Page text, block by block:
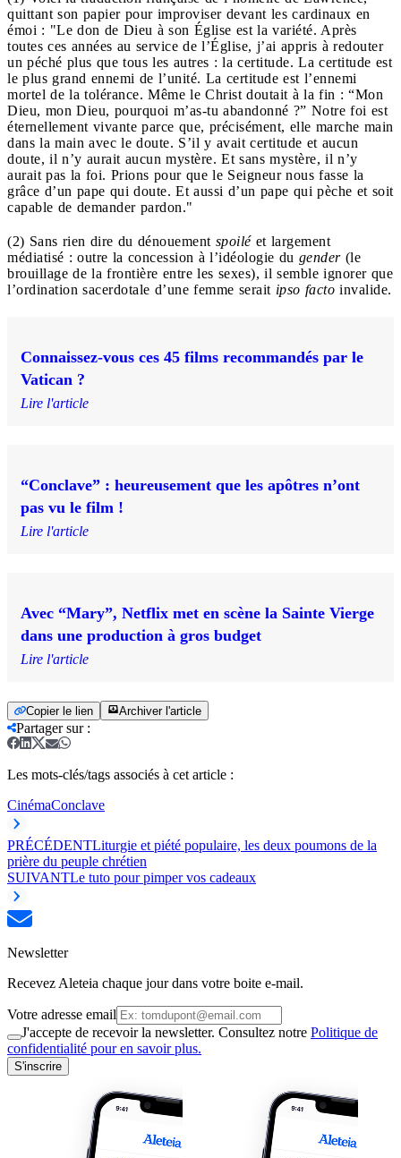
quittant son papier pour improviser devant les cardinaux en
émoi : "Le don de Dieu à son Église est la variété. Après
toutes ces années au service de l’Église, j’ai appris à redouter
un péché plus que tous les autres : la certitude. La certitude est
le plus grand ennemi de l’unité. La certitude est l’ennemi
mortel de la tolérance. Même le Christ doutait à la fin : “Mon
Dieu, mon Dieu, pourquoi m’as-tu abandonné ?” Notre foi est
éternellement vivante parce que, précisément, elle marche main
dans la main avec le doute. S’il y avait certitude et aucun
doute, il n’y aurait aucun mystère. Et sans mystère, il n’y
aurait pas la foi. Prions pour que le Seigneur nous fasse la
grâce d’un pape qui doute. Et aussi d’un pape qui pèche et soit
capable de demander pardon."
(2) Sans rien dire du dénouement spoiléet largement
médiatisé : outre la concession à l’idéologie du gender (le
brouillage de la frontière entre les sexes), il semble ignorer que
l’ordination sacerdotale d’une femme serait ipso facto invalide.
Connaissez-vous ces 45 films recommandés par le
Vatican ?
Lire l'article
“Conclave” : heureusement que les apôtres n’ont
pas vu le film !
Lire l'article
Avec “Mary”, Netflix met en scène la Sainte Vierge
dans une production à gros budget
Lire l'article
Copier le lien Archiver l'article
Partager sur:
Les mots-clés/tags associés à cet article :
CinémaConclave
PRÉCÉDENTLiturgie et piété populaire, les deux poumons de la
prière du peuple chrétien
SUIVANTLe tuto pour pimper vos cadeaux
Newsletter
Recevez Aleteia chaque jour dans votre boite e-mail.
Votre adresse email
J'accepte de recevoir la newsletter. Consultez notre Politique de
confidentialité pour en savoir plus.
S'inscrire